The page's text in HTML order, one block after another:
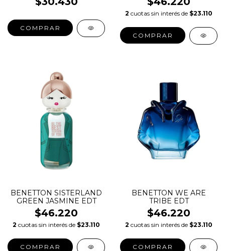
COMPRAR
2 cuotas sin interés de $23.110
COMPRAR
BENETTON SISTERLAND
GREEN JASMINE EDT
$46.220
2 cuotas sin interés de $23.110
COMPRAR
BENETTON WE ARE
TRIBE EDT
$46.220
2 cuotas sin interés de $23.110
COMPRAR